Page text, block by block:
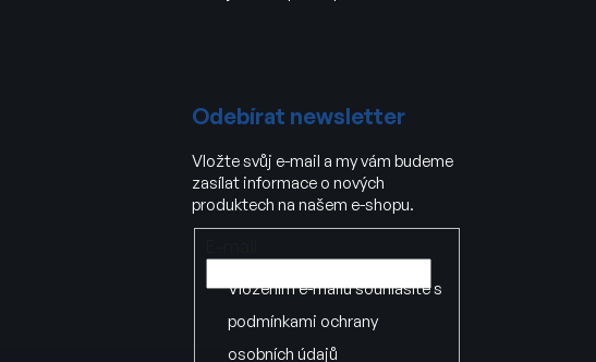
Odebírat newsletter
Vložte svůj e-mail a my vám budeme
zasílat informace o nových
produktech na našem e-shopu.
Vložením e-mailu souhlasíte s
podmínkami ochrany
osobních údajů